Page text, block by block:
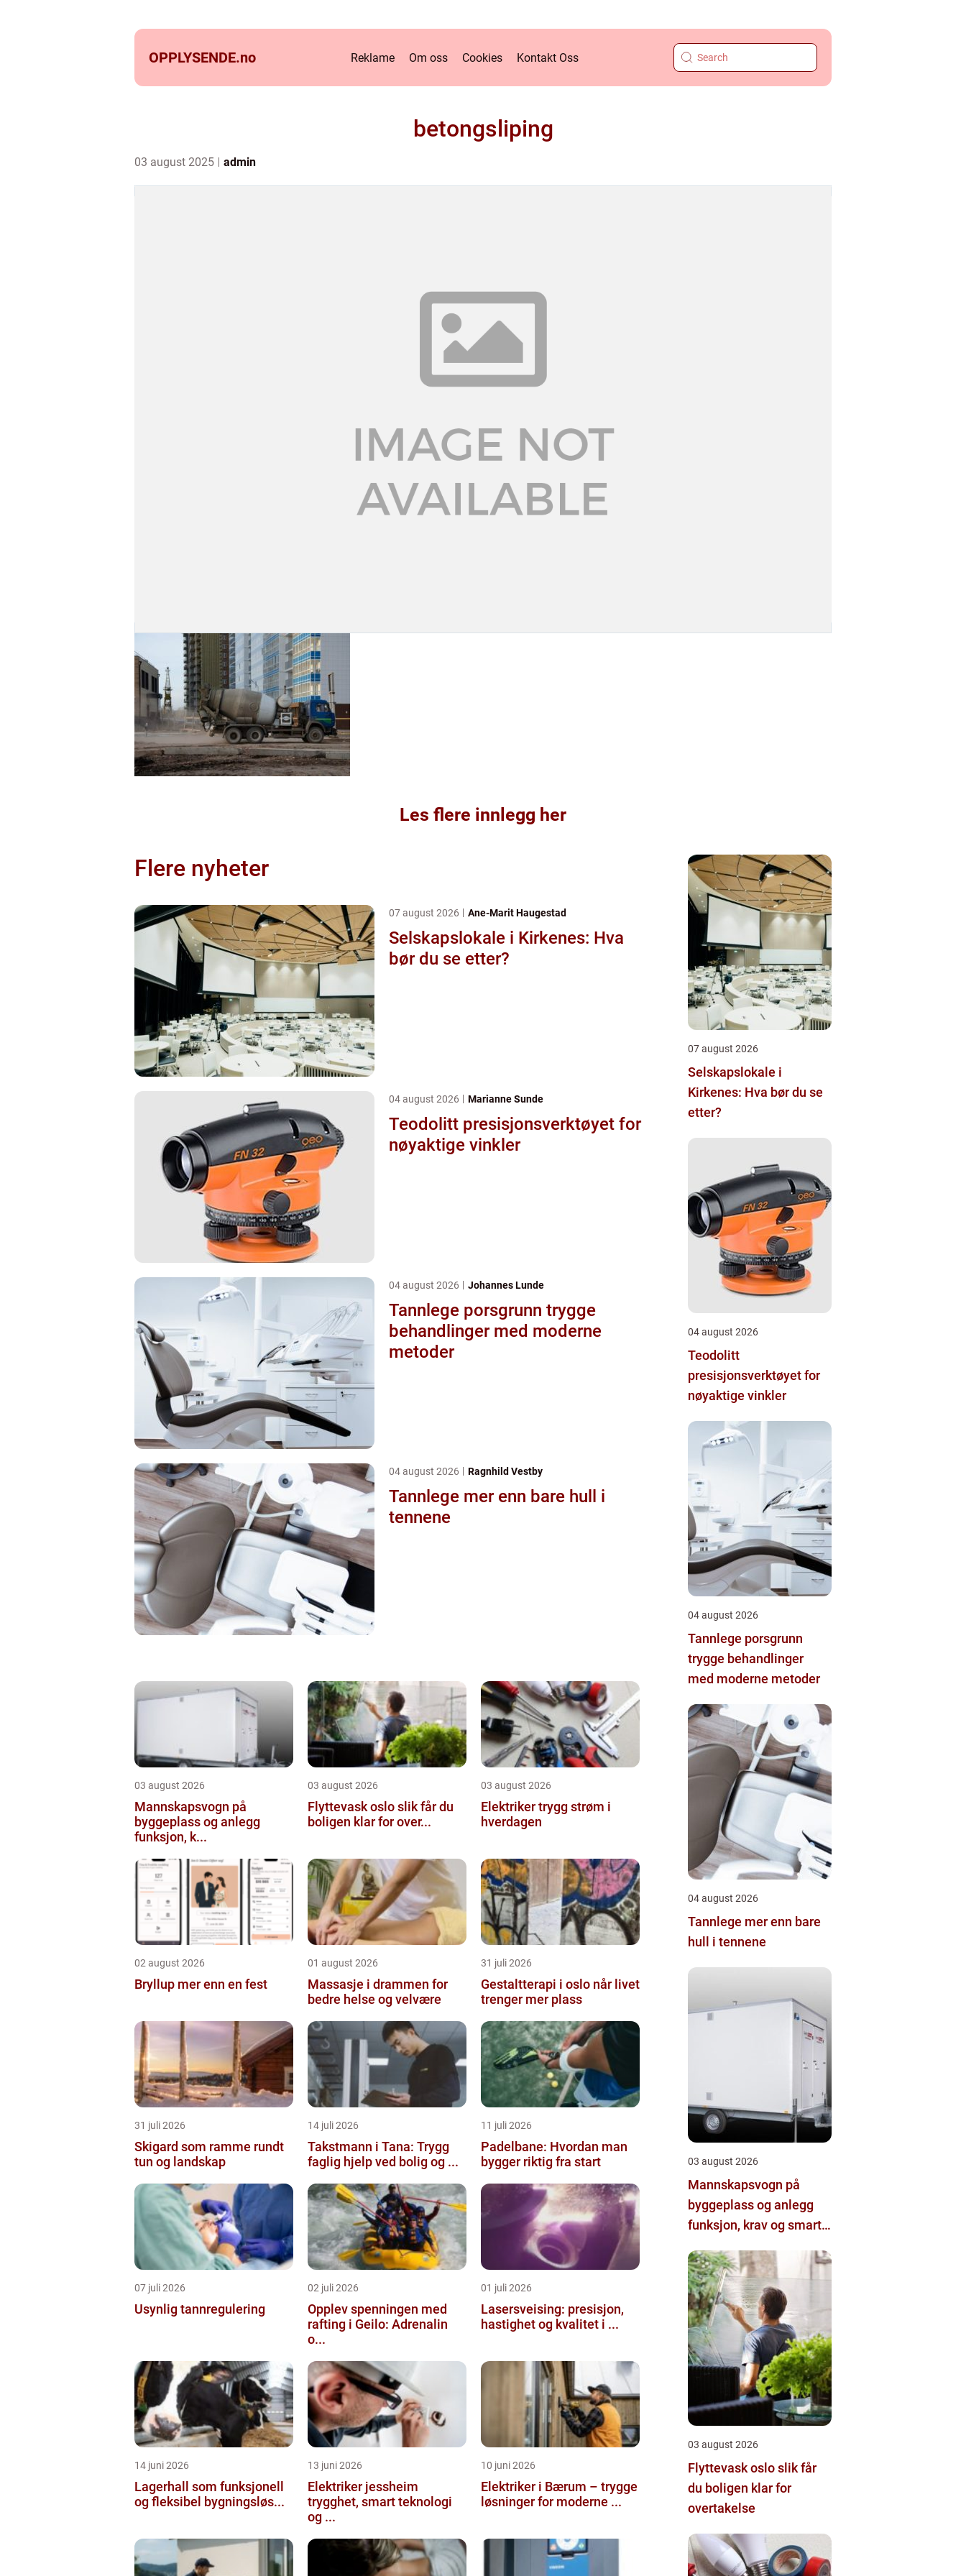
OPPLYSENDE.no Reklame Om oss Cookies Kontakt Oss
betongsliping
03 august 2025 admin
Les flere innlegg her
Flere nyheter
07 august 2026 Ane-Marit Haugestad
Selskapslokale i Kirkenes: Hva
bør du se etter?
04 august 2026 Marianne Sunde
Teodolitt presisjonsverktøyet for
nøyaktige vinkler
04 august 2026 Johannes Lunde
Tannlege porsgrunn trygge
behandlinger med moderne
metoder
04 august 2026 Ragnhild Vestby
Tannlege mer enn bare hull i
tennene
03 august 2026
Mannskapsvogn på
byggeplass og anlegg
funksjon, k...
03 august 2026
Flyttevask oslo slik får du
boligen klar for over...
03 august 2026
Elektriker trygg strøm i
hverdagen
02 august 2026
Bryllup mer enn en fest
01 august 2026
Massasje i drammen for
bedre helse og velvære
31 juli 2026
Gestaltterapi i oslo når livet
trenger mer plass
31 juli 2026
Skigard som ramme rundt
tun og landskap
14 juli 2026
Takstmann i Tana: Trygg
faglig hjelp ved bolig og ...
11 juli 2026
Padelbane: Hvordan man
bygger riktig fra start
07 juli 2026
Usynlig tannregulering
02 juli 2026
Opplev spenningen med
rafting i Geilo: Adrenalin
o...
01 juli 2026
Lasersveising: presisjon,
hastighet og kvalitet i ...
14 juni 2026
Lagerhall som funksjonell
og fleksibel bygningsløs...
13 juni 2026
Elektriker jessheim
trygghet, smart teknologi
og ...
10 juni 2026
Elektriker i Bærum – trygge
løsninger for moderne ...
07 august 2026
Selskapslokale i
Kirkenes: Hva bør du se
etter?
04 august 2026
Teodolitt
presisjonsverktøyet for
nøyaktige vinkler
04 august 2026
Tannlege porsgrunn
trygge behandlinger
med moderne metoder
04 august 2026
Tannlege mer enn bare
hull i tennene
03 august 2026
Mannskapsvogn på
byggeplass og anlegg
funksjon, krav og smarte
03 august 2026
Flyttevask oslo slik får
du boligen klar for
overtakelse